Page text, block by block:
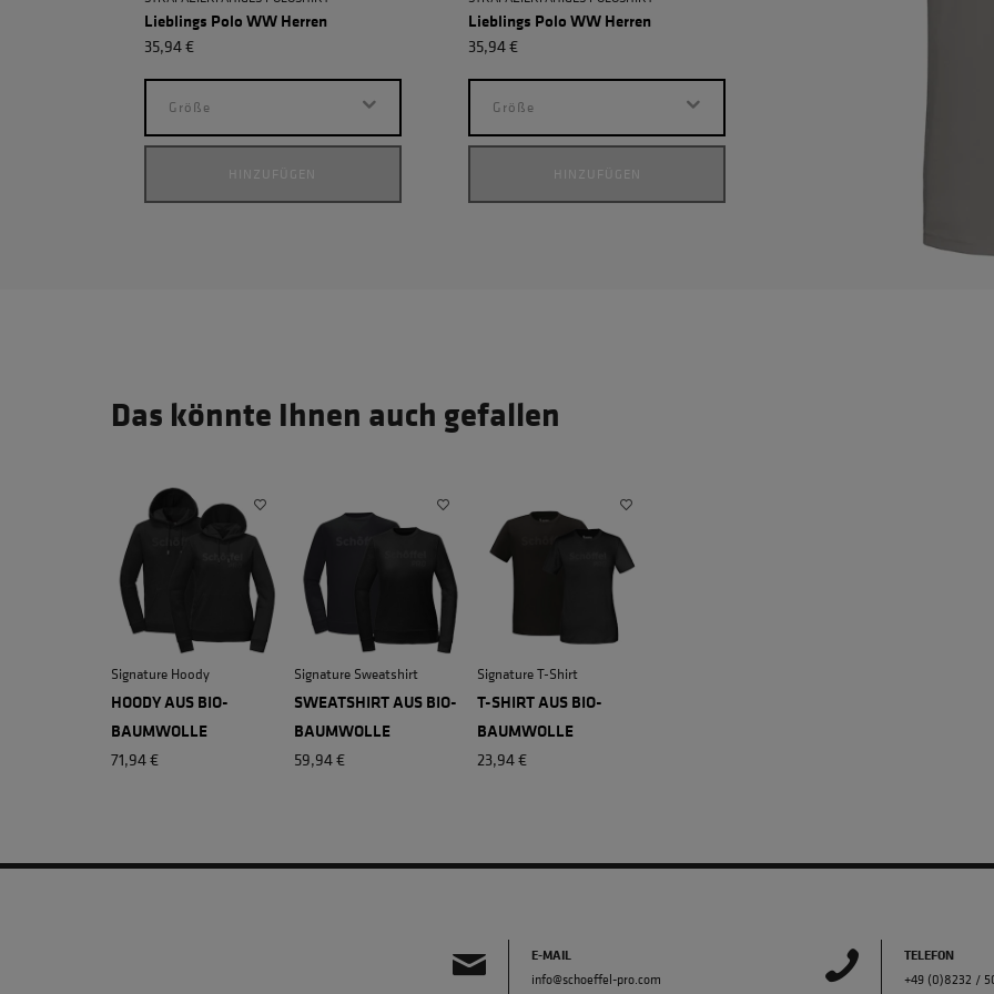
Lieblings Polo WW Herren
35,94 €
Größe
HINZUFÜGEN
Lieblings Polo WW Herren
35,94 €
Größe
HINZUFÜGEN
Das könnte Ihnen auch gefallen
Signature Hoody
HOODY AUS BIO-
BAUMWOLLE
71,94 €
Signature Sweatshirt
SWEATSHIRT AUS BIO-
BAUMWOLLE
59,94 €
Signature T-Shirt
T-SHIRT AUS BIO-
BAUMWOLLE
23,94 €
E-MAIL
info@schoeffel-pro.com
TELEFON
+49 (0)8232 /